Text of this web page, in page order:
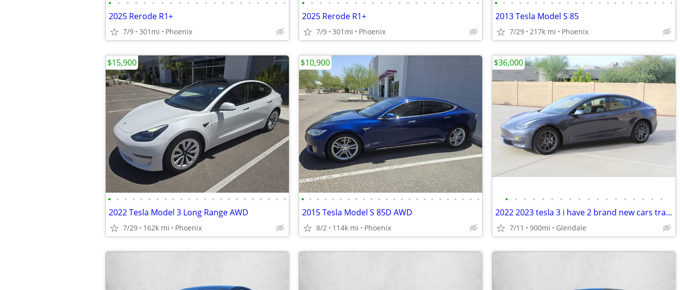
• • • • • • • • • • • • • • • • • • • • •
2025 Rerode R1+
7/9 301mi Phoenix
• • • • • • • • • • • • • • • • • • • • •
2025 Rerode R1+
7/9 301mi Phoenix
• • • • • • • • • • • • • • • • • • • • • • •
2013 Tesla Model S 85
7/29 217k mi Phoenix
• • • • • • • • • • • • • • • • • • • • • • •
2022 Tesla Model 3 Long Range AWD
7/29 162k mi Phoenix
$15,900
• • • • • • • • • • • • • • • • • • • • • • • •
2015 Tesla Model S 85D AWD
8/2 114k mi Phoenix
$10,900
• • • • • • • • • • • • • • • • • •
2022 2023 tesla 3 i have 2 brand new cars trade 1 or both
7/11 900mi Glendale
$36,000